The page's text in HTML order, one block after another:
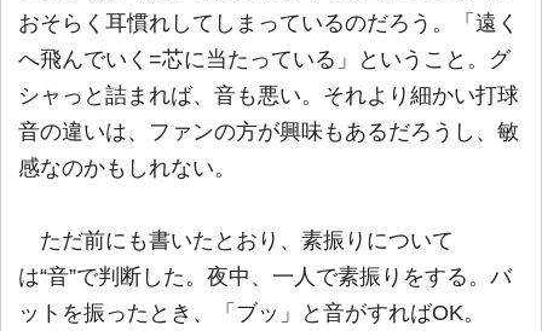
おそらく耳慣れしてしまっているのだろう。「遠く
へ飛んでいく=芯に当たっている」ということ。グ
シャっと詰まれば、音も悪い。それより細かい打球
音の違いは、ファンの方が興味もあるだろうし、敏
感なのかもしれない。
ただ前にも書いたとおり、素振りについて
は“音”で判断した。夜中、一人で素振りをする。バ
ットを振ったとき、「ブッ」と音がすればOK。